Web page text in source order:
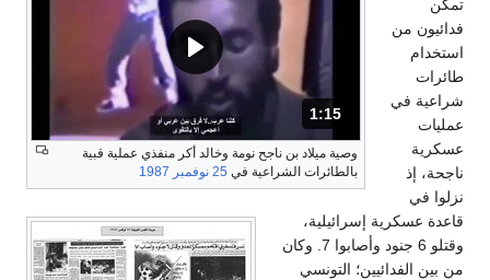
المدة: دقائق و 15 ثواني.
1:15
وصية ميلاد بن ناجح نومة وخالد أكر منفذي عملية قبية
بالطائرات الشراعية في 25 نوفمبر 1987
تمكن
فدائيون من
استخدام
طائرات
شراعية في
عمليات
عسكرية
ناجحة، إذ
نزلوا في
قاعدة عسكرية إسرائيلية،
وقتلو 6 جنود وأصابوا 7. وكان
من بين الفدائيين؛ التونسي